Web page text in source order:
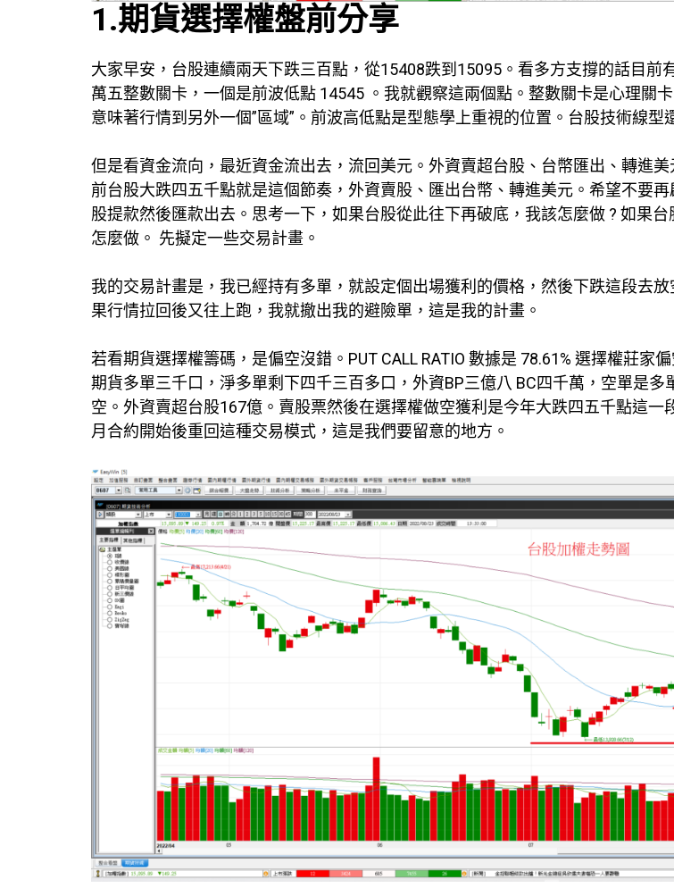
1.期貨選擇權盤前分享
大家早安，台股連續兩天下跌三百點，從15408跌到15095。看多方支撐的話目前
萬五整數關卡，一個是前波低點 14545 。我就觀察這兩個點。整數關卡是心理關
意味著行情到另外一個”區域”。前波高低點是型態學上重視的位置。台股技術線型
但是看資金流向，最近資金流出去，流回美元。外資賣超台股、台幣匯出、轉進
前台股大跌四五千點就是這個節奏，外資賣股、匯出台幣、轉進美元。希望不要
股提款然後匯款出去。思考一下，如果台股從此往下再破底，我該怎麼做 ? 如果
怎麼做。 先擬定一些交易計畫。
我的交易計畫是，我已經持有多單，就設定個出場獲利的價格，然後下跌這段去
果行情拉回後又往上跑，我就撤出我的避險單，這是我的計畫。
若看期貨選擇權籌碼，是偏空沒錯。PUT CALL RATIO 數據是 78.61% 選擇權莊家
期貨多單三千口，淨多單剩下四千三百多口，外資BP三億八 BC四千萬，空單是多
空。外資賣超台股167億。賣股票然後在選擇權做空獲利是今年大跌四五千點這一
月合約開始後重回這種交易模式，這是我們要留意的地方。